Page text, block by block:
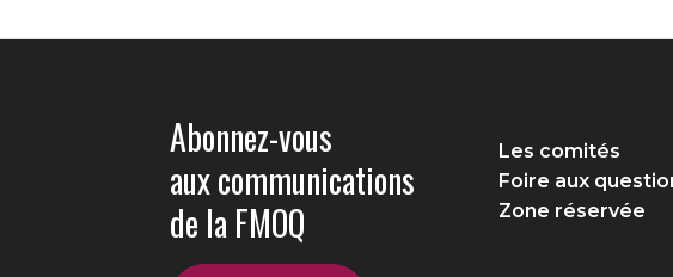
Abonnez-vous
aux communications
de la FMOQ
Les comités
Foire aux
Zone réservée